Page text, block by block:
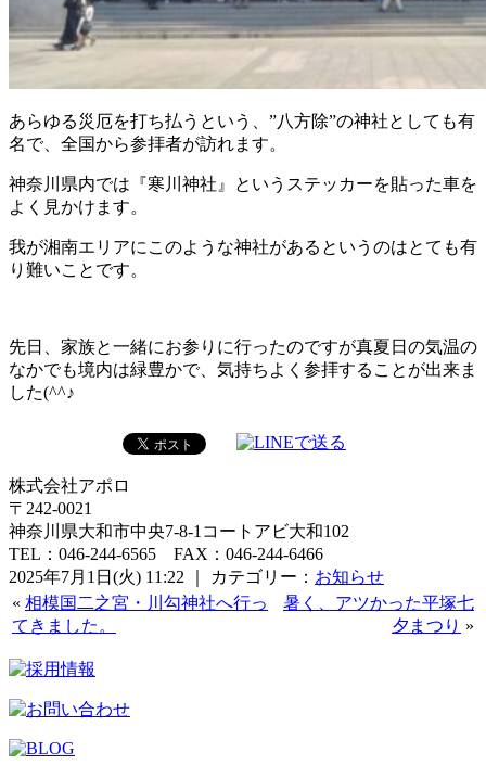
あらゆる災厄を打ち払うという、”八方除”の神社としても有
名で、全国から参拝者が訪れます。
神奈川県内では『寒川神社』というステッカーを貼った車を
よく見かけます。
我が湘南エリアにこのような神社があるというのはとても有
り難いことです。
先日、家族と一緒にお参りに行ったのですが真夏日の気温の
なかでも境内は緑豊かで、気持ちよく参拝することが出来ま
した(^^♪
株式会社アポロ
〒242-0021
神奈川県大和市中央7-8-1コートアビ大和102
TEL：046-244-6565 FAX：046-244-6466
2025年7月1日(火) 11:22 ｜ カテゴリー： お知らせ
« 相模国二之宮・川勾神社へ行っ
てきました。
暑く、アツかった平塚七
夕まつり »